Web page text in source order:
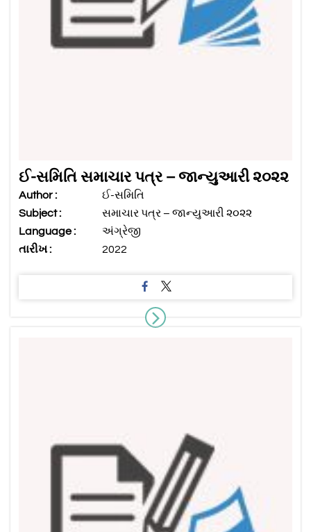
ઈ-સમિતિ સમાચાર પત્ર – જાન્યુઆરી ૨૦૨૨
Author :
ઈ-સમિતિ
Subject :
સમાચાર પત્ર – જાન્યુઆરી ૨૦૨૨
Language :
અંગ્રેજી
તારીખ :
2022